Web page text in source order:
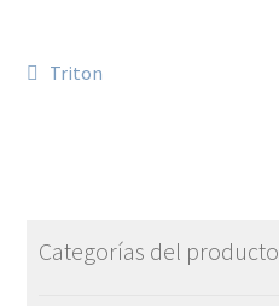
Triton
Categorías del producto